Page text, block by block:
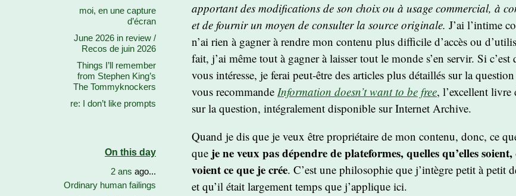
apportant des modifications de son choix ou à usage commercial, à
et de fournir un moyen de consulter la source originale. J’ai l’intime
n’ai rien à gagner à rendre mon contenu plus difficile d’accès ou
fait, j’ai même tout à gagner à laisser tout le monde s’en servir. Si
vous intéresse, je ferai peut-être des articles plus détaillés sur la
vous recommande Information doesn’t want to be free, l’excellent livre
sur la question, intégralement disponible sur Internet Archive.
Quand je dis que je veux être propriétaire de mon contenu, donc, ce
que je ne veux pas dépendre de plateformes, quelles qu’elles
voient ce que je crée. C’est une philosophie que j’intègre petit à petit
et qu’il était largement temps que j’applique ici.
moi, en une capture
d’écran
June 2026 in review /
Recos de juin 2026
Things I’ll remember
from Stephen King’s
The Tommyknockers
re: I don’t like prompts
On this day
2 ans ago...
Ordinary human failings